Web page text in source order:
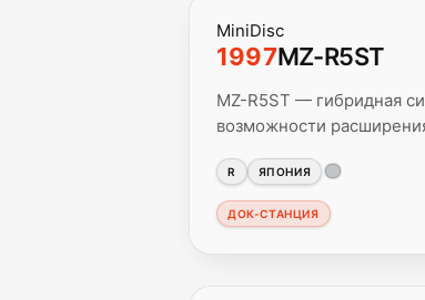
MiniDisc
1997MZ-R5ST
MZ-R5ST — гибридная
возможности
R ЯПОНИЯ
ДОК-СТАНЦИЯ